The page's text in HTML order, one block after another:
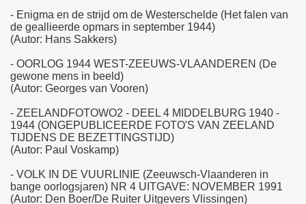
- Enigma en de strijd om de Westerschelde (Het falen van
de geallieerde opmars in september 1944)
(Autor: Hans Sakkers)
- OORLOG 1944 WEST-ZEEUWS-VLAANDEREN (De
gewone mens in beeld)
(Autor: Georges van Vooren)
- ZEELANDFOTOWO2 - DEEL 4 MIDDELBURG 1940 -
1944 (ONGEPUBLICEERDE FOTO'S VAN ZEELAND
TIJDENS DE BEZETTINGSTIJD)
(Autor: Paul Voskamp)
- VOLK IN DE VUURLINIE (Zeeuwsch-Vlaanderen in
bange oorlogsjaren) NR 4 UITGAVE: NOVEMBER 1991
(Autor: Den Boer/De Ruiter Uitgevers Vlissingen)